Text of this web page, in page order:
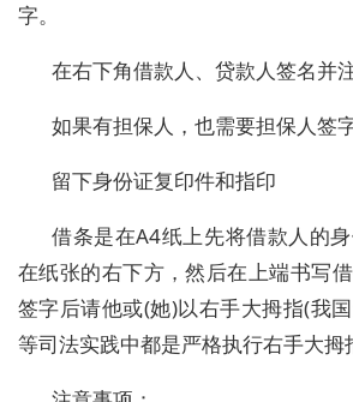
字。
在右下角借款人、贷款人签名并
如果有担保人，也需要担保人签字
留下身份证复印件和指印
借条是在A4纸上先将借款人的
在纸张的右下方，然后在上端书写
签字后请他或(她)以右手大拇指(我
等司法实践中都是严格执行右手大拇